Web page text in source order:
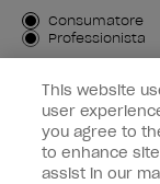
Tipo di cliente
Consumatore
Professionista
ISCRIVIMI
Informazioni
OPI & voi
This website
user
you agree to
to enhance
assist in our